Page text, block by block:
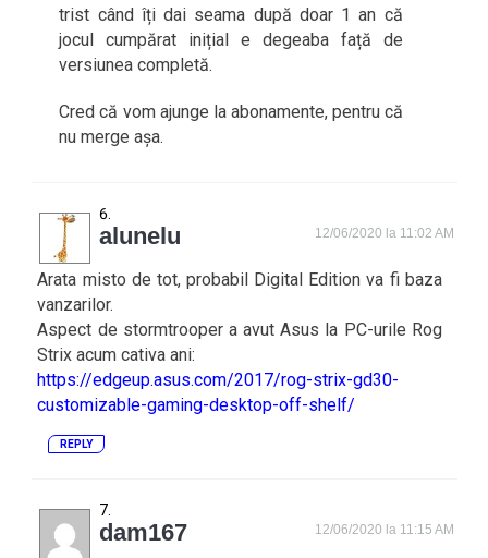
trist când îți dai seama după doar 1 an că
jocul cumpărat inițial e degeaba față de
versiunea completă.
Cred că vom ajunge la abonamente, pentru că
nu merge așa.
alunelu 12/06/2020 la 11:02 AM
Arata misto de tot, probabil Digital Edition va fi baza
vanzarilor.
Aspect de stormtrooper a avut Asus la PC-urile Rog
Strix acum cativa ani:
https://edgeup.asus.com/2017/rog-strix-gd30-
customizable-gaming-desktop-off-shelf/
REPLY
dam167 12/06/2020 la 11:15 AM